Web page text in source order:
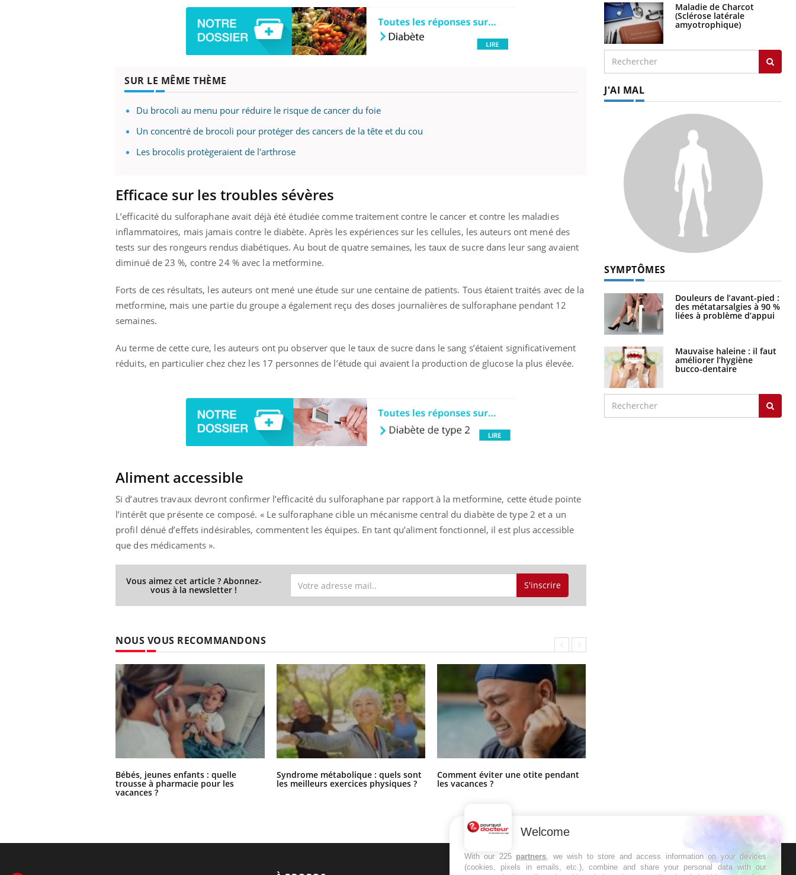
SUR LE MÊME THÈME
Du brocoli au menu pour réduire le risque de cancer du foie
Un concentré de brocoli pour protéger des cancers de la tête et du cou
Les brocolis protègeraient de l'arthrose
Efficace sur les troubles sévères
L’efficacité du sulforaphane avait déjà été étudiée comme traitement contre le cancer et contre les maladies
inflammatoires, mais jamais contre le diabète. Après les expériences sur les cellules, les auteurs ont mené des
tests sur des rongeurs rendus diabétiques. Au bout de quatre semaines, les taux de sucre dans leur sang avaient
diminué de 23 %, contre 24 % avec la metformine.
Forts de ces résultats, les auteurs ont mené une étude sur une centaine de patients. Tous étaient traités avec de la
metformine, mais une partie du groupe a également reçu des doses journalières de sulforaphane pendant 12
semaines.
Au terme de cette cure, les auteurs ont pu observer que le taux de sucre dans le sang s’étaient significativement
réduits, en particulier chez chez les 17 personnes de l’étude qui avaient la production de glucose la plus élevée.
Aliment accessible
Si d’autres travaux devront confirmer l’efficacité du sulforaphane par rapport à la metformine, cette étude pointe
l’intérêt que présente ce composé. « Le sulforaphane cible un mécanisme central du diabète de type 2 et a un
profil dénué d’effets indésirables, commentent les équipes. En tant qu’aliment fonctionnel, il est plus accessible
que des médicaments ».
Vous aimez cet article ? Abonnez-
vous à la newsletter ! S'inscrire
NOUS VOUS RECOMMANDONS
Bébés, jeunes enfants : quelle
trousse à pharmacie pour les
vacances ?
Syndrome métabolique : quels sont
les meilleurs exercices physiques ?
Comment éviter une otite pendant
les vacances ?
Maladie de Charcot
(Sclérose latérale
amyotrophique)
J'AI MAL
SYMPTÔMES
Douleurs de l’avant-pied :
des métatarsalgies à 90 %
liées à problème d’appui
Mauvaise haleine : il faut
améliorer l’hygiène
bucco-dentaire
Welcome
With our 225 partners, we wish to store and access information on your devices
(cookies, pixels in emails, etc.), combine and share your personal data with our